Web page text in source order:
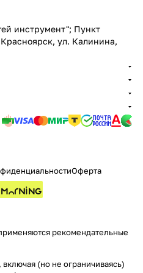
инструмент"; Пункт
Красноярск, ул. Калинина,
Оферта
рекомендательные
(но не ограничиваясь)